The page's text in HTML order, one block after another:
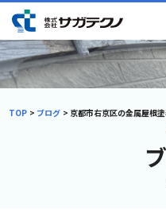
TOP ブログ 京都市右京区の金属屋根